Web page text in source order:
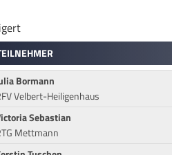
Bormann
Velbert-Heiligenhaus
Sebastian
Mettmann